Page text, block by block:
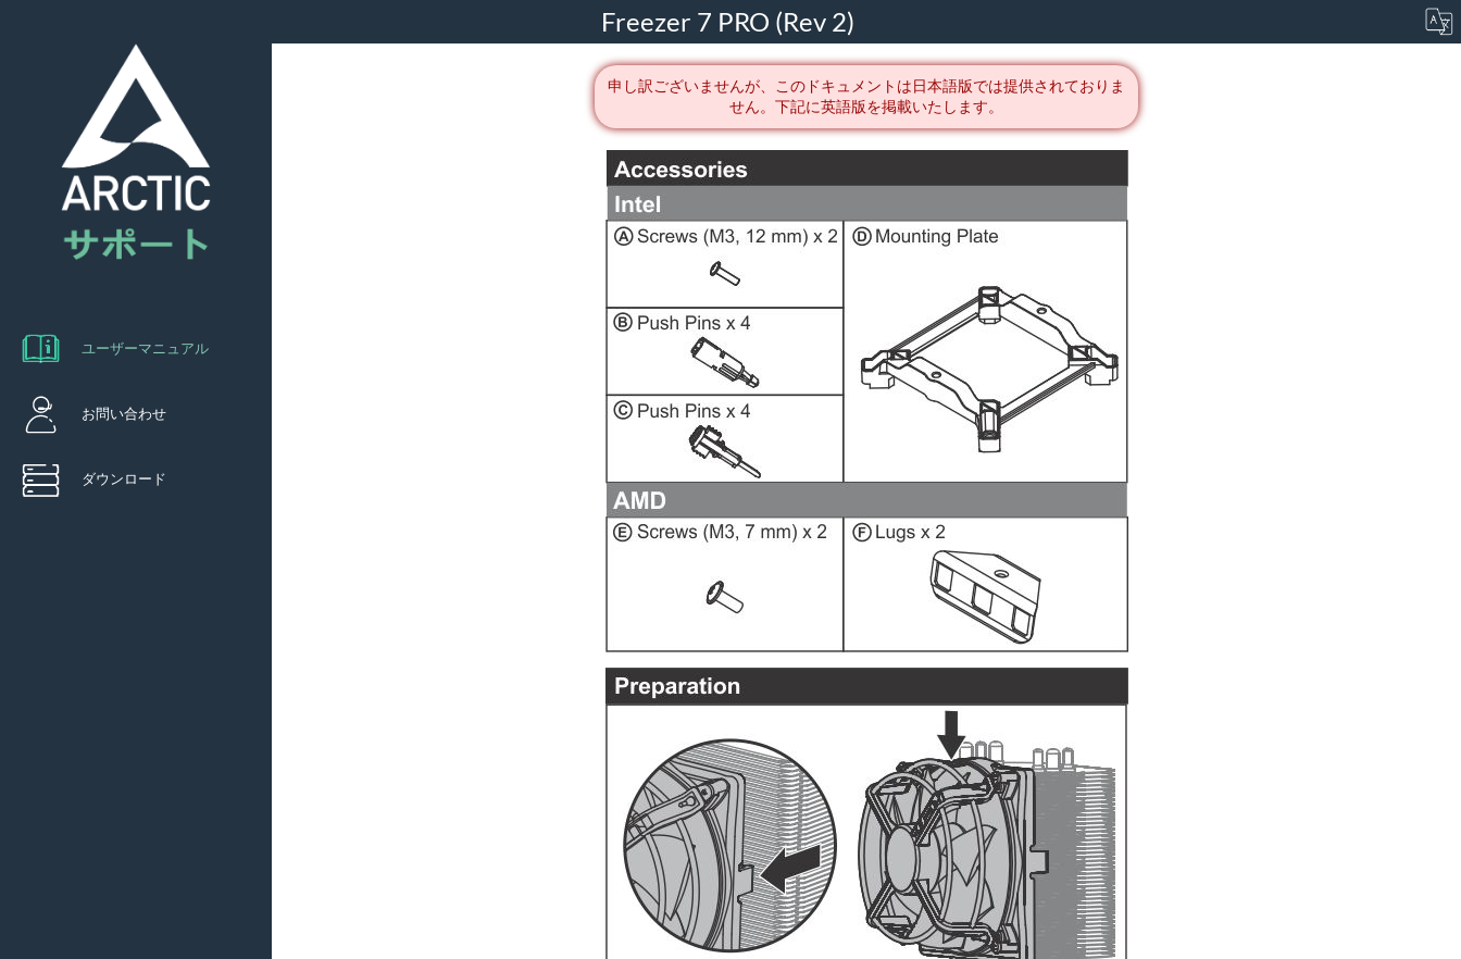
Freezer 7 PRO (Rev 2)
ユーザーマニュアル
お問い合わせ
ダウンロード
申し訳ございませんが、このドキュメントは日本語版では提供されておりま
せん。下記に英語版を掲載いたします。